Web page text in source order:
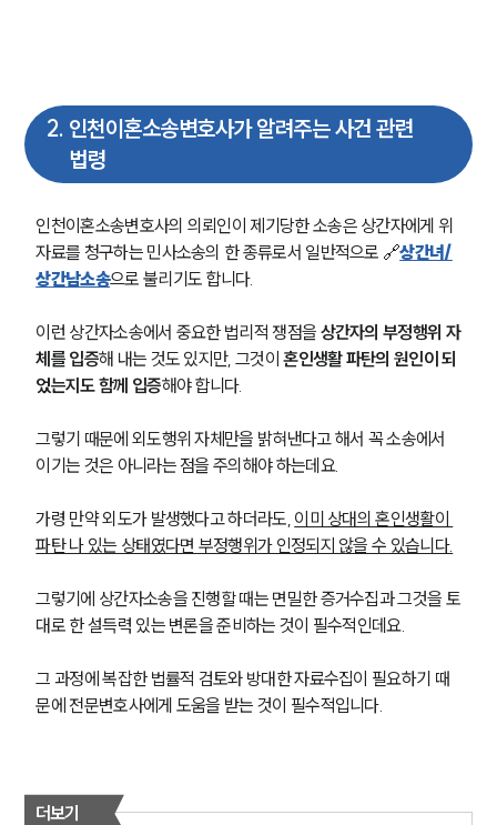
2. 인천이혼소송변호사가 알려주는 사건 관련
법령
인천이혼소송변호사의 의뢰인이 제기당한 소송은 상간자에게 위
자료를 청구하는 민사소송의 한 종류로서 일반적으로 🔗상간녀/
상간남소송으로 불리기도 합니다.
이런 상간자소송에서 중요한 법리적 쟁점을 상간자의 부정행위 자
체를 입증해 내는 것도 있지만, 그것이 혼인생활 파탄의 원인이 되
었는지도 함께 입증해야 합니다.
그렇기 때문에 외도행위 자체만을 밝혀낸다고 해서 꼭 소송에서
이기는 것은 아니라는 점을 주의해야 하는데요.
가령 만약 외도가 발생했다고 하더라도, 이미 상대의 혼인생활이
파탄 나 있는 상태였다면 부정행위가 인정되지 않을 수 있습니다.
그렇기에 상간자소송을 진행할 때는 면밀한 증거수집과 그것을 토
대로 한 설득력 있는 변론을 준비하는 것이 필수적인데요.
그 과정에 복잡한 법률적 검토와 방대한 자료수집이 필요하기 때
문에 전문변호사에게 도움을 받는 것이 필수적입니다.
더보기